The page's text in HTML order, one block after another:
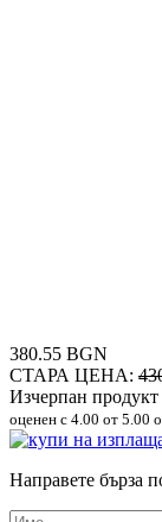
380.55 BGN
СТАРА ЦЕНА:
Изчерпан продукт
оценен с 4.00 от 5.00
Направете бърза